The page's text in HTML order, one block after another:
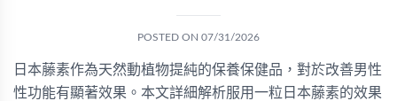
POSTED ON 07/31/2026
日本藤素作為天然動植物提純的保養保健品，對於改善男性
性功能有顯著效果。本文詳細解析服用一粒日本藤素的效果